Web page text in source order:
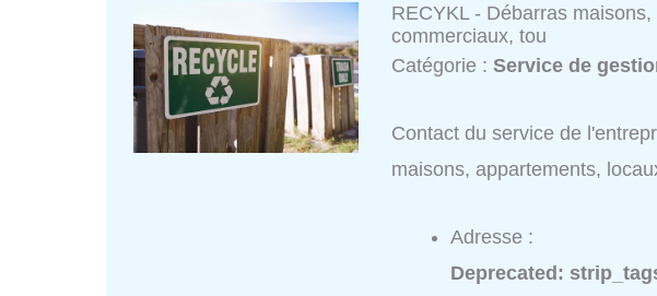
RECYKL - Débarras
commerciaux, tou
Catégorie :Service de
Contact du service de
maisons, appartements,
Adresse :
Deprecated: